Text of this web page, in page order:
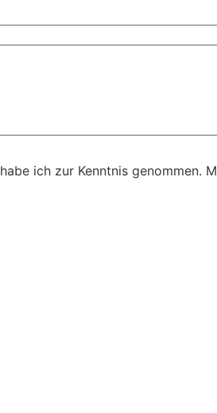
habe ich zur Kenntnis genommen.